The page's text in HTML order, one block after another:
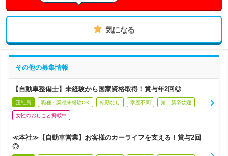
気になる
その他の募集情報
【自動車整備士】未経験から国家資格取得！賞与年2回◎
正社員 職種・業種未経験OK 転勤なし 学歴不問 第二新卒歓迎
女性のおしごと掲載中
≪本社≫【自動車営業】お客様のカーライフを支える！賞与2回
◎